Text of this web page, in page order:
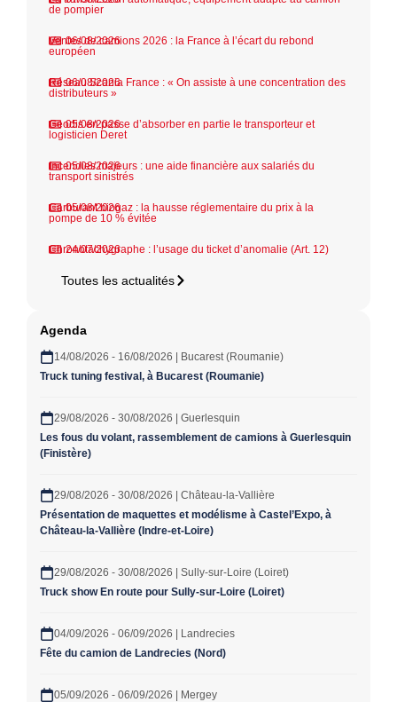
de pompier
06/08/2026
Ventes de camions 2026 : la France à l’écart du rebond
européen
06/08/2026
Réseau Scania France : « On assiste à une concentration des
distributeurs »
05/08/2026
Geodis en passe d’absorber en partie le transporteur et
logisticien Deret
05/08/2026
Incendies majeurs : une aide financière aux salariés du
transport sinistrés
05/08/2026
Carburant biogaz : la hausse réglementaire du prix à la
pompe de 10 % évitée
24/07/2026
Chronotachygraphe : l’usage du ticket d’anomalie (Art. 12)
Toutes les actualités
Agenda
14/08/2026 - 16/08/2026 | Bucarest (Roumanie)
Truck tuning festival, à Bucarest (Roumanie)
29/08/2026 - 30/08/2026 | Guerlesquin
Les fous du volant, rassemblement de camions à Guerlesquin
(Finistère)
29/08/2026 - 30/08/2026 | Château-la-Vallière
Présentation de maquettes et modélisme à Castel’Expo, à
Château-la-Vallière (Indre-et-Loire)
29/08/2026 - 30/08/2026 | Sully-sur-Loire (Loiret)
Truck show En route pour Sully-sur-Loire (Loiret)
04/09/2026 - 06/09/2026 | Landrecies
Fête du camion de Landrecies (Nord)
05/09/2026 - 06/09/2026 | Mergey